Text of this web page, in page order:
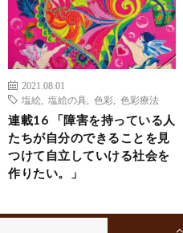
2021.08.01
塩絵
塩絵の具 色彩 色彩療法
連載16 「障害を持っている人
たちが自分のできることを見
つけて自立していける社会を
作りたい。」